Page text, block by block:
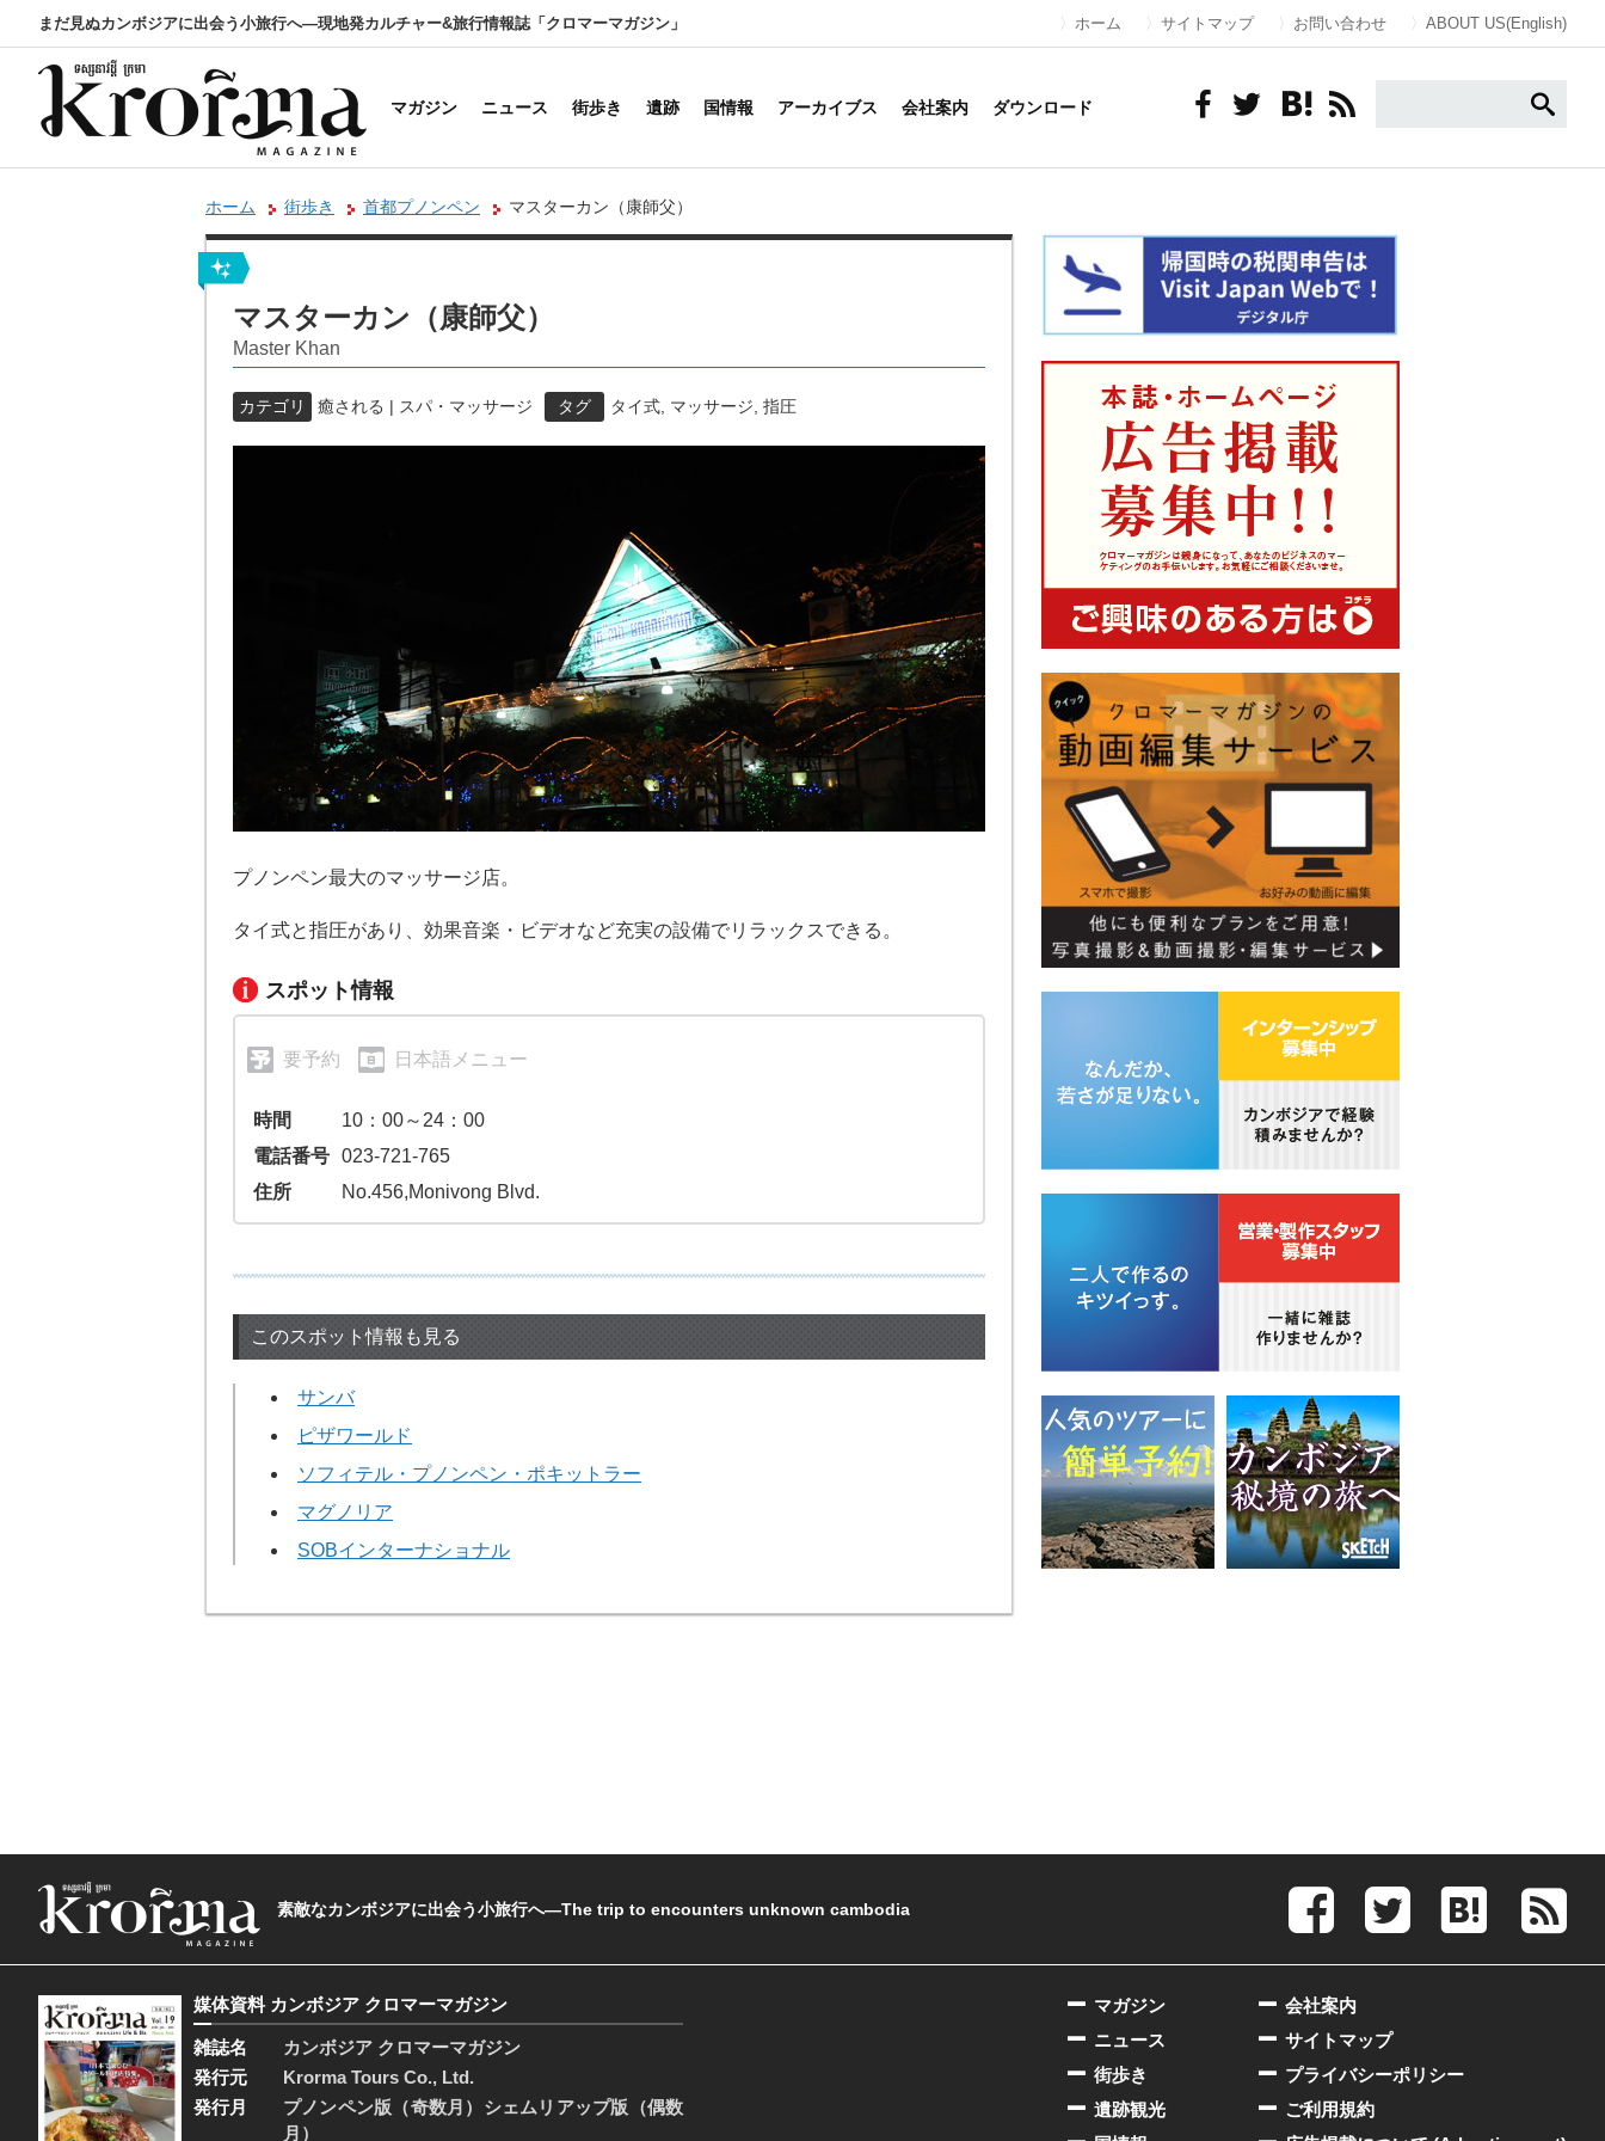
まだ見ぬカンボジアに出会う小旅行へ―現地発カルチャー&旅行情報誌「クロマーマガジン」 ホーム サイトマップ お問い合わせ ABOUT US(English)
マガジン ニュース 街歩き 遺跡 国情報 アーカイブス 会社案内 ダウンロード
ホーム 街歩き 首都プノンペン マスターカン（康師父）
マスターカン（康師父）
Master Khan
カテゴリ 癒される | スパ・マッサージ タグ タイ式 マッサージ 指圧
プノンペン最大のマッサージ店。
タイ式と指圧があり、効果音楽・ビデオなど充実の設備でリラックスできる。
スポット情報
要予約 日本語メニュー
時間
10：00～24：00
電話番号 023-721-765
住所
No.456,Monivong Blvd.
このスポット情報も見る
サンバ
ピザワールド
ソフィテル・プノンペン・ポキットラー
マグノリア
SOBインターナショナル
素敵なカンボジアに出会う小旅行へ―The trip to encounters unknown cambodia
媒体資料 カンボジア クロマーマガジン
雑誌名
カンボジア クロマーマガジン
発行元
Krorma Tours Co., Ltd.
発行月
プノンペン版（奇数月）シェムリアップ版（偶数
月）
会社案内
サイトマップ
プライバシーポリシー
ご利用規約
マガジン
ニュース
街歩き
遺跡観光